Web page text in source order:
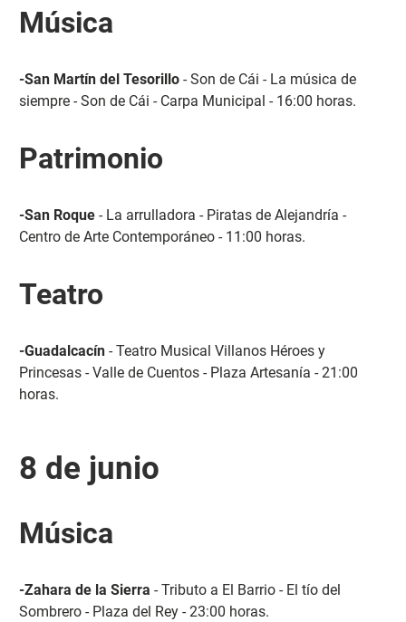
Música
-San Martín del Tesorillo- Son de Cái - La música de
siempre - Son de Cái - Carpa Municipal - 16:00 horas.
Patrimonio
-San Roque- La arrulladora - Piratas de Alejandría -
Centro de Arte Contemporáneo - 11:00 horas.
Teatro
-Guadalcacín- Teatro Musical Villanos Héroes y
Princesas - Valle de Cuentos - Plaza Artesanía - 21:00
horas.
8 de junio
Música
-Zahara de la Sierra - Tributo a El Barrio - El tío del
Sombrero - Plaza del Rey - 23:00 horas.